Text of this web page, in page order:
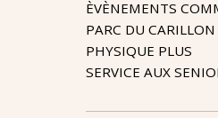
ÈVÈNEMENTS
PARC DU CARILLON
PHYSIQUE PLUS
SERVICE AUX